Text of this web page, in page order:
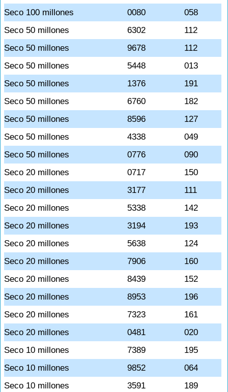
Seco 100 millones
0080
058
Seco 50 millones
6302
112
Seco 50 millones
9678
112
Seco 50 millones
5448
013
Seco 50 millones
1376
191
Seco 50 millones
6760
182
Seco 50 millones
8596
127
Seco 50 millones
4338
049
Seco 50 millones
0776
090
Seco 20 millones
0717
150
Seco 20 millones
3177
111
Seco 20 millones
5338
142
Seco 20 millones
3194
193
Seco 20 millones
5638
124
Seco 20 millones
7906
160
Seco 20 millones
8439
152
Seco 20 millones
8953
196
Seco 20 millones
7323
161
Seco 20 millones
0481
020
Seco 10 millones
7389
195
Seco 10 millones
9852
064
Seco 10 millones
3591
189